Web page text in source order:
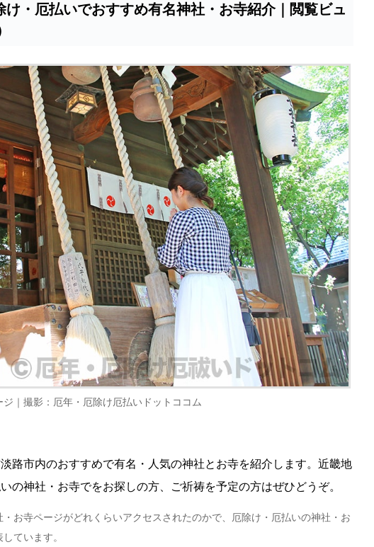
け・厄払いでおすすめ有名神社・お寺紹介｜閲覧ビュ
｜撮影：厄年・厄除け厄払いドットココム
路市内のおすすめで有名・人気の神社とお寺を紹介します。近畿地
の神社・お寺でをお探しの方、ご祈祷を予定の方はぜひどうぞ。
お寺ページがどれくらいアクセスされたのかで、厄除け・厄払いの神社・お
ています。